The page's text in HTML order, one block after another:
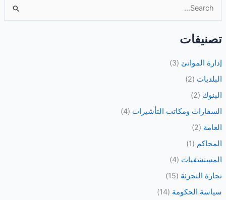
ح
ث
ع
ن
تصنيفات
إدارة الموانئ (3)
البلديات (2)
البنوك (2)
السفارات ومكاتب التأشيرات (4)
العامة (2)
المحاكم (1)
المستشفيات (4)
تجارة التجزئة (15)
سياسة الحكومة (14)